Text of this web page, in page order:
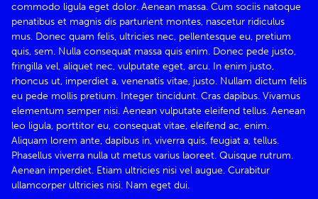
WIJ ZIJN UBO
TEAMS
CONTACT
commodo ligula eget dolor. Aenean massa. Cum sociis natoque
penatibus et magnis dis parturient montes, nascetur ridiculus
mus. Donec quam felis, ultricies nec, pellentesque eu, pretium
quis, sem. Nulla consequat massa quis enim. Donec pede justo,
fringilla vel, aliquet nec, vulputate eget, arcu. In enim justo,
rhoncus ut, imperdiet a, venenatis vitae, justo. Nullam dictum felis
eu pede mollis pretium. Integer tincidunt. Cras dapibus. Vivamus
elementum semper nisi. Aenean vulputate eleifend tellus. Aenean
leo ligula, porttitor eu, consequat vitae, eleifend ac, enim.
Aliquam lorem ante, dapibus in, viverra quis, feugiat a, tellus.
Phasellus viverra nulla ut metus varius laoreet. Quisque rutrum.
Aenean imperdiet. Etiam ultricies nisi vel augue. Curabitur
ullamcorper ultricies nisi. Nam eget dui.